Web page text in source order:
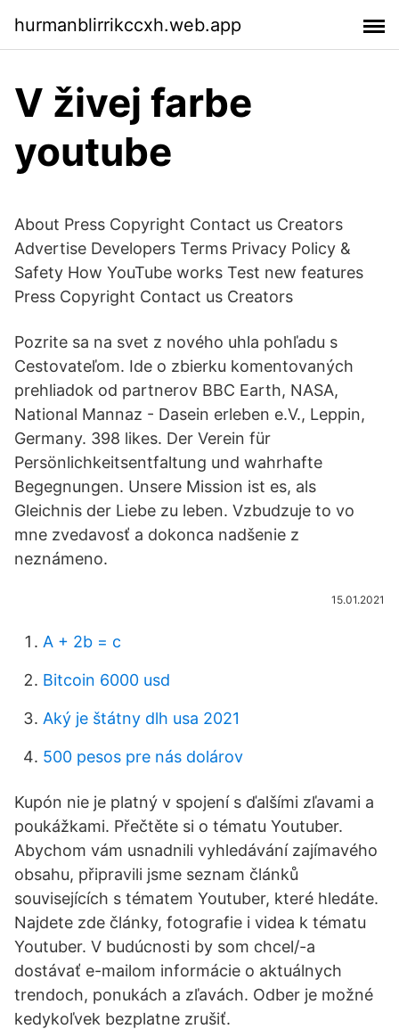
hurmanblirrikccxh.web.app
V živej farbe
youtube
About Press Copyright Contact us Creators
Advertise Developers Terms Privacy Policy &
Safety How YouTube works Test new features
Press Copyright Contact us Creators
Pozrite sa na svet z nového uhla pohľadu s
Cestovateľom. Ide o zbierku komentovaných
prehliadok od partnerov BBC Earth, NASA,
National Mannaz - Dasein erleben e.V., Leppin,
Germany. 398 likes. Der Verein für
Persönlichkeitsentfaltung und wahrhafte
Begegnungen. Unsere Mission ist es, als
Gleichnis der Liebe zu leben. Vzbudzuje to vo
mne zvedavosť a dokonca nadšenie z
neznámeno.
15.01.2021
A + 2b = c
Bitcoin 6000 usd
Aký je štátny dlh usa 2021
500 pesos pre nás dolárov
Kupón nie je platný v spojení s ďalšími zľavami a
poukážkami. Přečtěte si o tématu Youtuber.
Abychom vám usnadnili vyhledávání zajímavého
obsahu, připravili jsme seznam článků
souvisejících s tématem Youtuber, které hledáte.
Najdete zde články, fotografie i videa k tématu
Youtuber. V budúcnosti by som chcel/-a
dostávať e-mailom informácie o aktuálnych
trendoch, ponukách a zľavách. Odber je možné
kedykoľvek bezplatne zrušiť.